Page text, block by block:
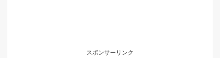
スポンサーリンク